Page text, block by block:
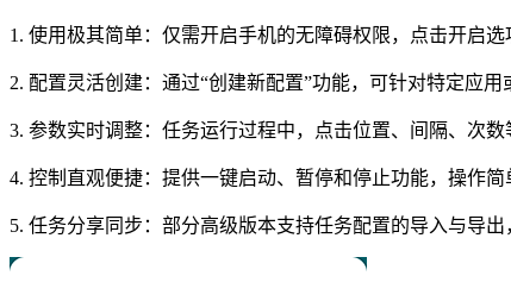
1. 使用极其简单：仅需开启手机的无障碍权限，点击开启
2. 配置灵活创建：通过“创建新配置”功能，可针对特定应
3. 参数实时调整：任务运行过程中，点击位置、间隔、次
4. 控制直观便捷：提供一键启动、暂停和停止功能，操作
5. 任务分享同步：部分高级版本支持任务配置的导入与导